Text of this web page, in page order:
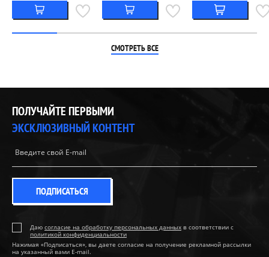
СМОТРЕТЬ ВСЕ
ПОЛУЧАЙТЕ ПЕРВЫМИ
ЭКСКЛЮЗИВНЫЙ КОНТЕНТ
ПОДПИСАТЬСЯ
Даю согласие на обработку персональных данных в соответствии с
политикой конфиденциальности
Нажимая «Подписаться», вы даете согласие на получение рекламной рассылки
на указанный вами E-mail.